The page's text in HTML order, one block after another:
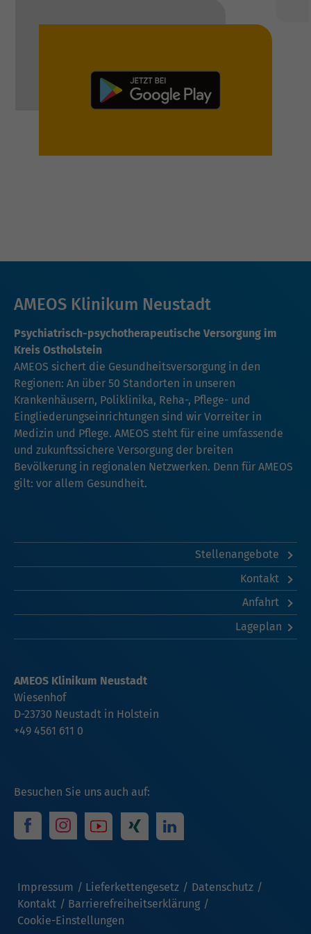
AMEOS Klinikum Neustadt
Psychiatrisch-psychotherapeutische Versorgung im
Kreis Ostholstein
AMEOS sichert die Gesundheitsversorgung in den
Regionen: An über 50 Standorten in unseren
Krankenhäusern, Poliklinika, Reha-, Pflege- und
Eingliederungseinrichtungen sind wir Vorreiter in
Medizin und Pflege. AMEOS steht für eine umfassende
und zukunftssichere Versorgung der breiten
Bevölkerung in regionalen Netzwerken. Denn für AMEOS
gilt: vor allem Gesundheit.
Stellenangebote
Kontakt
Anfahrt
Lageplan
Besuchen Sie uns auch auf:
Impressum Lieferkettengesetz
Datenschutz
Kontakt
Barrierefreiheitserklärung
Cookie-Einstellungen
AMEOS Klinikum Neustadt
Wiesenhof
D-23730 Neustadt in Holstein
+49 4561 611 0